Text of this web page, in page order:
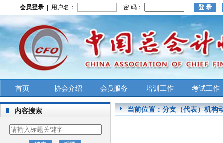
会员登录 | 用户名： 密 码：
首页 协会介绍 会员服务 培训工作 考试工作
内容搜索 当前位置：分支（代表）机构